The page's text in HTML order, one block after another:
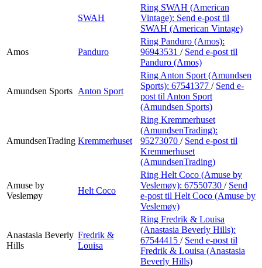
SWAH
Ring SWAH (American
Vintage): Send e-post til
SWAH (American Vintage)
Amos Panduro
Ring Panduro (Amos):
96943531 / Send e-post til
Panduro (Amos)
Amundsen Sports Anton Sport
Ring Anton Sport (Amundsen
Sports): 67541377 / Send e-
post til Anton Sport
(Amundsen Sports)
AmundsenTrading Kremmerhuset
Ring Kremmerhuset
(AmundsenTrading):
95273070 / Send e-post til
Kremmerhuset
(AmundsenTrading)
Amuse by
Veslemøy
Helt Coco
Ring Helt Coco (Amuse by
Veslemøy): 67550730 / Send
e-post til Helt Coco (Amuse by
Veslemøy)
Anastasia Beverly
Hills
Fredrik &
Louisa
Ring Fredrik & Louisa
(Anastasia Beverly Hills):
67544415 / Send e-post til
Fredrik & Louisa (Anastasia
Beverly Hills)